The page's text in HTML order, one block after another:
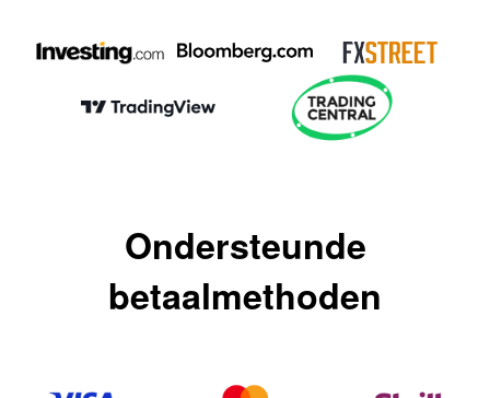
Ondersteunde
betaalmethoden